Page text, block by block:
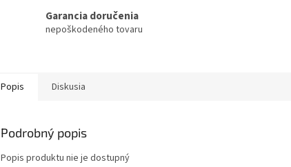
Garancia doručenia
nepoškodeného tovaru
Popis Diskusia
Podrobný popis
Popis produktu nie je dostupný